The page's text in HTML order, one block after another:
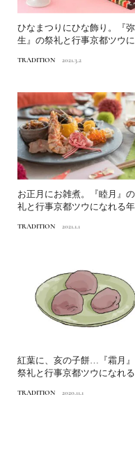
ひなまつりにひな飾り。『弥
生』の祭礼と行事京都ツウに
TRADITION 2021.3.2
お正月にお雑煮。『睦月』
礼と行事京都ツウになれる年
TRADITION 2021.1.1
紅葉に、亥の子餅…『霜月
祭礼と行事京都ツウになれる
TRADITION 2020.11.1